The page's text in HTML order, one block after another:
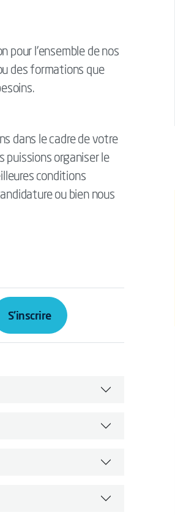
l’ensemble de nos
des formations que
dans le cadre de votre
puissions organiser le
conditions
ou bien nous
S'inscrire